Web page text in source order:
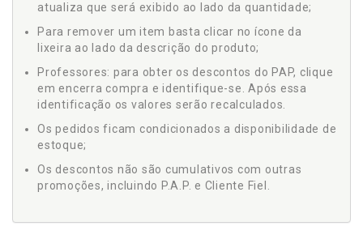
atualiza que será exibido ao lado da quantidade;
Para remover um item basta clicar no ícone da
lixeira ao lado da descrição do produto;
Professores: para obter os descontos do PAP, clique
em encerra compra e identifique-se. Após essa
identificação os valores serão recalculados.
Os pedidos ficam condicionados a disponibilidade de
estoque;
Os descontos não são cumulativos com outras
promoções, incluindo P.A.P. e Cliente Fiel.